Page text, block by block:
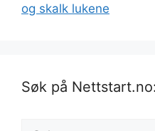
og skalk lukene
Søk på Nettstart.no: